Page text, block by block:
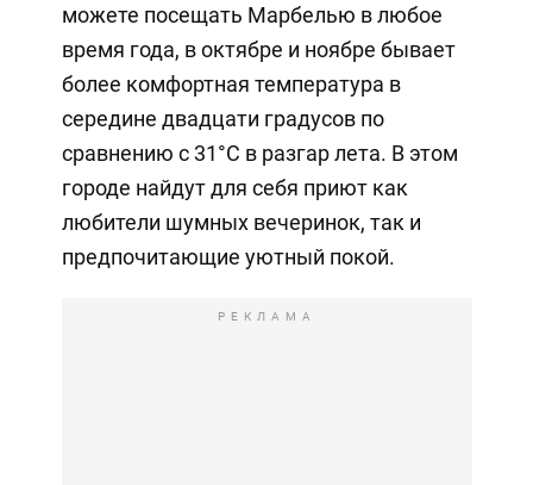
можете посещать Марбелью в любое
время года, в октябре и ноябре бывает
более комфортная температура в
середине двадцати градусов по
сравнению с 31°C в разгар лета. В этом
городе найдут для себя приют как
любители шумных вечеринок, так и
предпочитающие уютный покой.
РЕКЛАМА